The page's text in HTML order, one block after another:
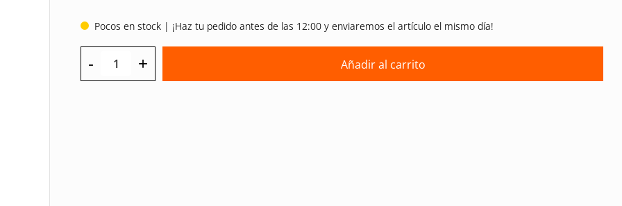
Pocos en stock | ¡Haz tu pedido antes de las 12:00 y enviaremos el artículo el mismo día!
- + Añadir al carrito